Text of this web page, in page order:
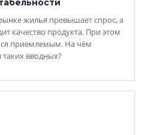
жилья превышает спрос, а
качество продукта. При этом
приемлемым. На чём
вводных?